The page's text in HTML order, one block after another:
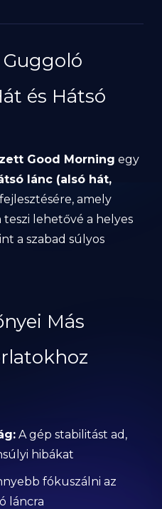
és Hátsó
Good Morning egy
lánc (alsó hát,
fejlesztésére, amely
lehetővé a helyes
a szabad súlyos
Más
A gép stabilitást ad,
hibákat
fókuszálni az
láncra